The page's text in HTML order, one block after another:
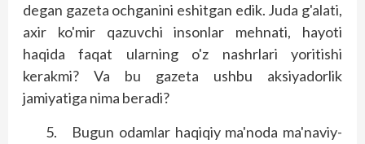
degan gazeta ochganini eshitgan edik. Juda g'alati,
axir ko'mir qazuvchi insonlar mehnati, hayoti
haqida faqat ularning o'z nashrlari yoritishi
kerakmi? Va bu gazeta ushbu aksiyadorlik
jamiyatiga nima beradi?
Bugun odamlar haqiqiy ma'noda ma'naviy-